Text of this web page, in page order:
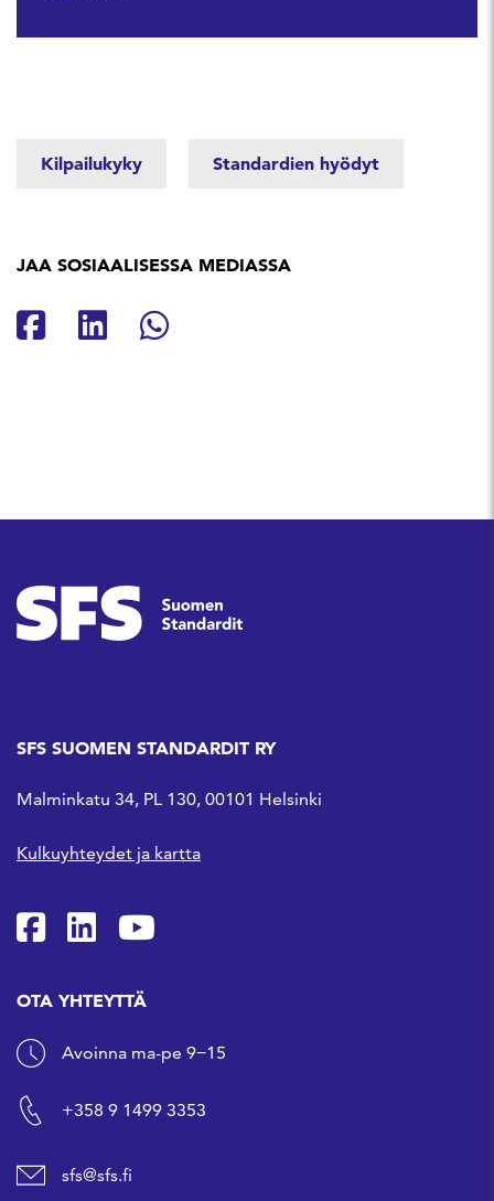
Kilpailukyky Standardien hyödyt
JAA SOSIAALISESSA MEDIASSA
Jaa Facebookissa
Jaa Linkedinissä
Jaa Whatsappissa
SFS SUOMEN STANDARDIT RY
Malminkatu 34, PL 130, 00101 Helsinki
Kulkuyhteydet ja kartta
SFS Facebookissa
SFS Linkedinissä
SFS Youtubessa
OTA YHTEYTTÄ
Avoinna ma-pe 9−15
+358 9 1499 3353
sfs@sfs.fi